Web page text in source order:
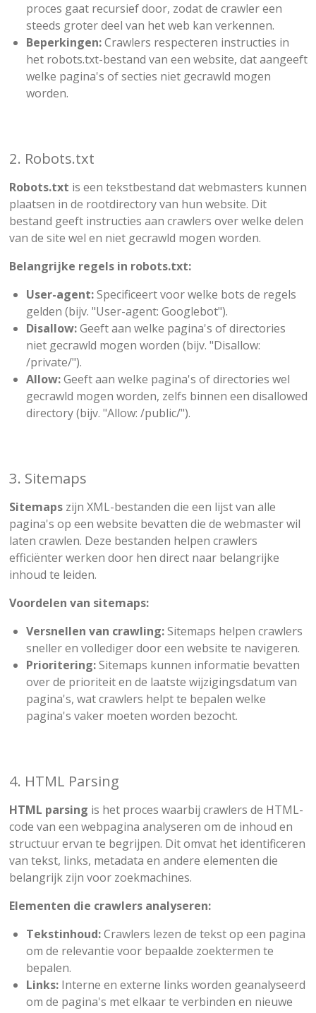
proces gaat recursief door, zodat de crawler een
steeds groter deel van het web kan verkennen.
Beperkingen:Crawlers respecteren instructies in
het robots.txt-bestand van een website, dat aangeeft
welke pagina's of secties niet gecrawld mogen
worden.
2. Robots.txt
Robots.txt is een tekstbestand dat webmasters kunnen
plaatsen in de rootdirectory van hun website. Dit
bestand geeft instructies aan crawlers over welke delen
van de site wel en niet gecrawld mogen worden.
Belangrijke regels in robots.txt:
User-agent:Specificeert voor welke bots de regels
gelden (bijv. "User-agent: Googlebot").
Disallow:Geeft aan welke pagina's of directories
niet gecrawld mogen worden (bijv. "Disallow:
/private/").
Allow:Geeft aan welke pagina's of directories wel
gecrawld mogen worden, zelfs binnen een disallowed
directory (bijv. "Allow: /public/").
3. Sitemaps
Sitemapszijn XML-bestanden die een lijst van alle
pagina's op een website bevatten die de webmaster wil
laten crawlen. Deze bestanden helpen crawlers
efficiënter werken door hen direct naar belangrijke
inhoud te leiden.
Voordelen van sitemaps:
Versnellen van crawling:Sitemaps helpen crawlers
sneller en vollediger door een website te navigeren.
Prioritering:Sitemaps kunnen informatie bevatten
over de prioriteit en de laatste wijzigingsdatum van
pagina's, wat crawlers helpt te bepalen welke
pagina's vaker moeten worden bezocht.
4. HTML Parsing
HTML parsing is het proces waarbij crawlers de HTML-
code van een webpagina analyseren om de inhoud en
structuur ervan te begrijpen. Dit omvat het identificeren
van tekst, links, metadata en andere elementen die
belangrijk zijn voor zoekmachines.
Elementen die crawlers analyseren:
Tekstinhoud:Crawlers lezen de tekst op een pagina
om de relevantie voor bepaalde zoektermen te
bepalen.
Links:Interne en externe links worden geanalyseerd
om de pagina's met elkaar te verbinden en nieuwe